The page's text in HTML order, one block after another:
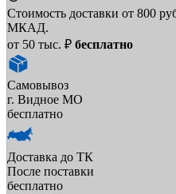
Стоимость доставки от 800
МКАД.
от 50 тыс. ₽ бесплатно
Самовывоз
г. Видное МО
бесплатно
Доставка до ТК
После поставки
бесплатно